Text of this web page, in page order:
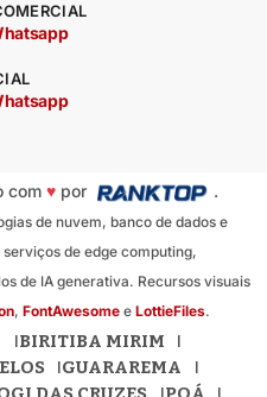
com ♥por .
de nuvem, banco de dados e
de edge computing,
de IA generativa. Recursos visuais
, FontAwesomee LottieFiles.
BIRITIBA MIRIM
GUARAREMA